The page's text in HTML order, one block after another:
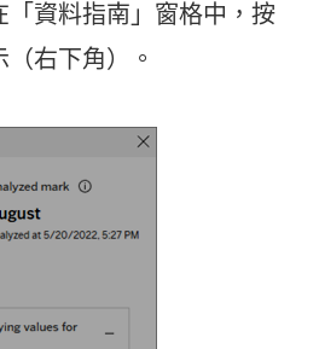
「資料指南」窗格中，按
右下角）。